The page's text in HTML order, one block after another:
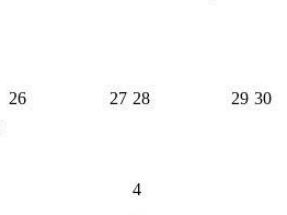
26 27 28 29 30
4